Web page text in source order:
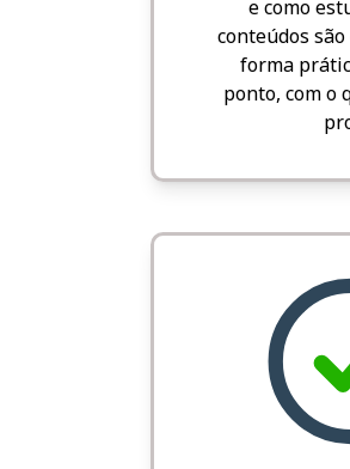
e como
conteúdos
forma
ponto, com o